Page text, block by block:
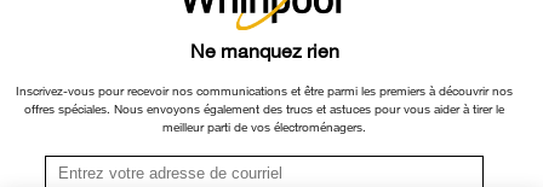
Ne manquez rien
Inscrivez-vous pour recevoir nos communications et être parmi les premiers à découvrir nos
offres spéciales. Nous envoyons également des trucs et astuces pour vous aider à tirer le
meilleur parti de vos électroménagers.